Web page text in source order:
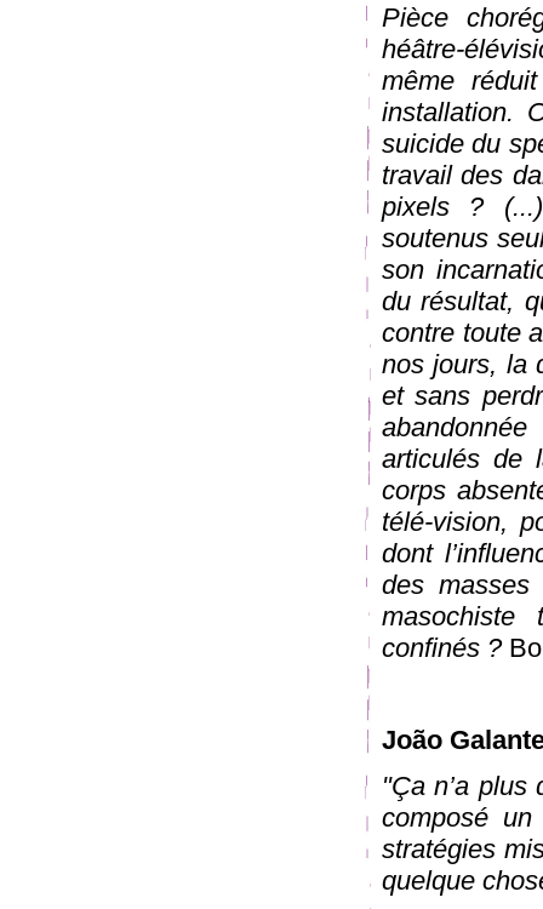
Pièce
héâtre-
même
installation.
suicide du
travail des
pixels ?
soutenus
son
du résultat,
contre toute
nos jours, la
et sans
articulés de
corps
télé-vision,
dont
des
confinés ?
João
"Ça n’a plus
composé
stratégies
quelque